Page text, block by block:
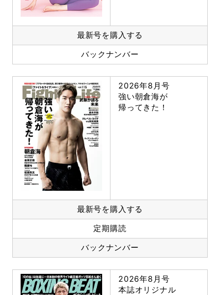
最新号を購入する
バックナンバー
2026年8月号
強い朝倉海が
帰ってきた！
最新号を購入する
定期購読
バックナンバー
2026年8月号
本誌オリジナル